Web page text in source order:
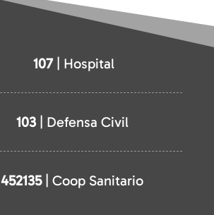
107| Hospital
103| Defensa Civil
452135| Coop Sanitario